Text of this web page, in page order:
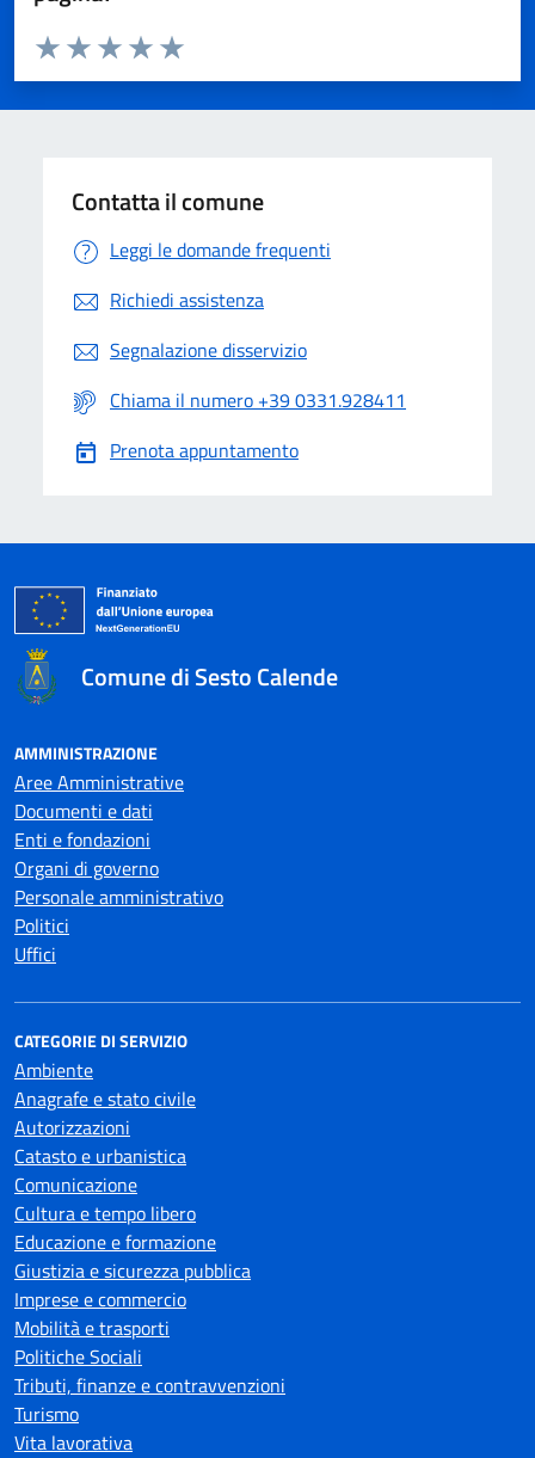
Valuta da 1 a 5 stelle la pagina
Valuta 5 stelle su 5
Valuta 4 stelle su 5
Valuta 3 stelle su 5
Valuta 2 stelle su 5
Valuta 1 stelle su 5
Contatta il comune
Leggi le domande frequenti
Richiedi assistenza
Segnalazione disservizio
Chiama il numero +39 0331.928411
Prenota appuntamento
Comune di Sesto Calende
AMMINISTRAZIONE
Aree Amministrative
Documenti e dati
Enti e fondazioni
Organi di governo
Personale amministrativo
Politici
Uffici
CATEGORIE DI SERVIZIO
Ambiente
Anagrafe e stato civile
Autorizzazioni
Catasto e urbanistica
Comunicazione
Cultura e tempo libero
Educazione e formazione
Giustizia e sicurezza pubblica
Imprese e commercio
Mobilità e trasporti
Politiche Sociali
Tributi, finanze e contravvenzioni
Turismo
Vita lavorativa